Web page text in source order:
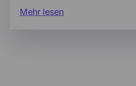
Mehr lesen